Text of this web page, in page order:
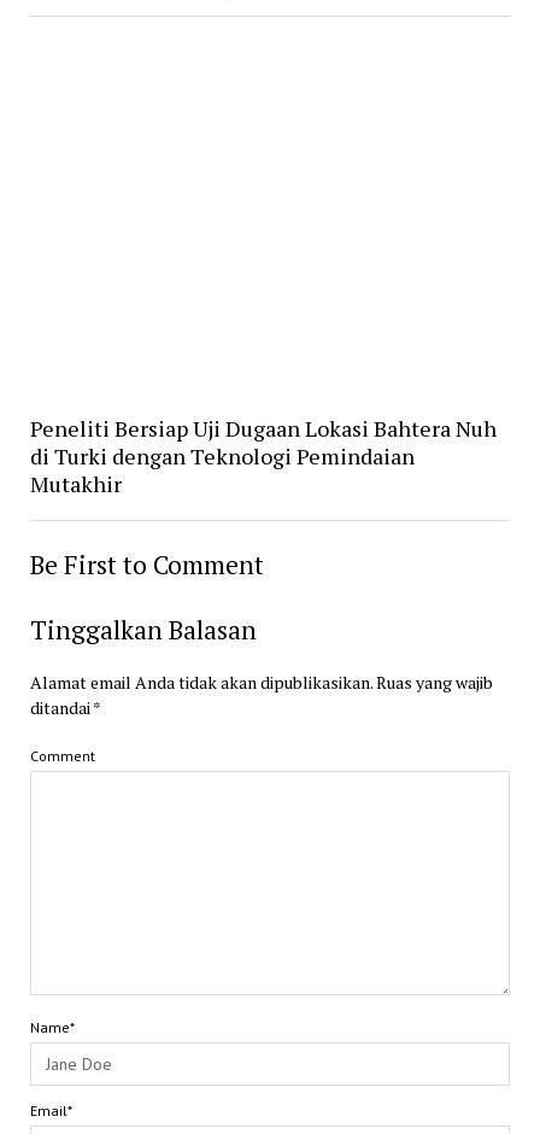
Peneliti Bersiap Uji Dugaan Lokasi Bahtera Nuh
di Turki dengan Teknologi Pemindaian
Mutakhir
Be First to Comment
Tinggalkan Balasan
Alamat email Anda tidak akan dipublikasikan.Ruas yang wajib
ditandai *
Comment
Name*
Email*